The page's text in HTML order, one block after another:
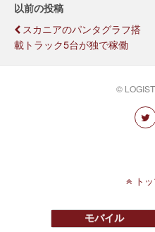
以前の投稿
スカニアのパンタグラフ搭
載トラック5台が独で稼働
©
ト
モバイル